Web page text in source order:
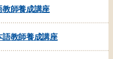
教師養成講座
教師養成講座